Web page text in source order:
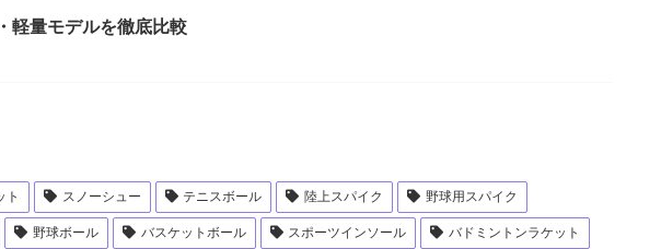
軽量モデルを徹底比較
ト スノーシュー テニスボール 陸上スパイク 野球用スパイク
野球ボール バスケットボール スポーツインソール バドミントンラケット